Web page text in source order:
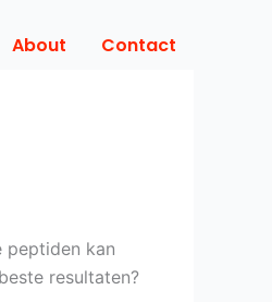
About Contact
peptiden kan
resultaten?